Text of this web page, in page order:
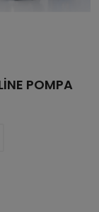
POMPA